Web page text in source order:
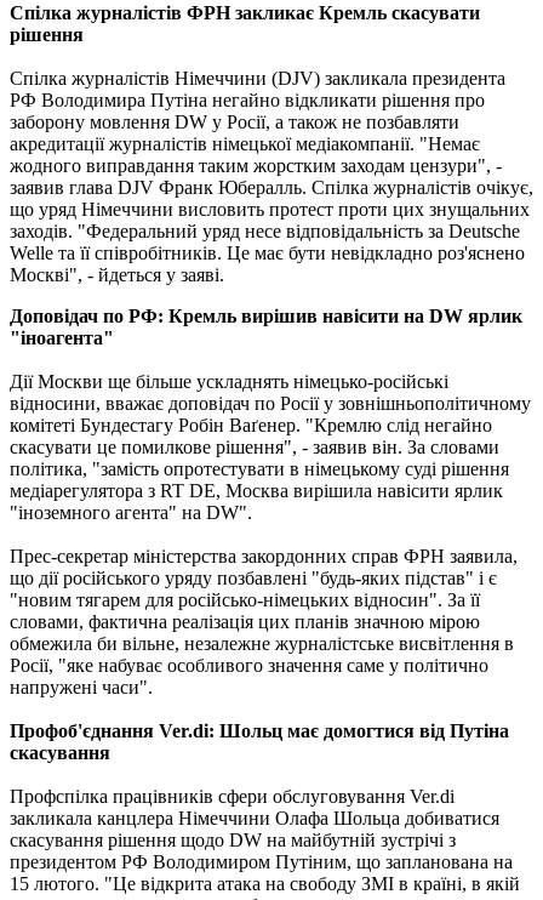
Спілка журналістів ФРН закликає Кремль скасувати
рішення
Спілка журналістів Німеччини (DJV) закликала президента
РФ Володимира Путіна негайно відкликати рішення про
заборону мовлення DW у Росії, а також не позбавляти
акредитації журналістів німецької медіакомпанії. "Немає
жодного виправдання таким жорстким заходам цензури", -
заявив глава DJV Франк Юбералль. Спілка журналістів очікує,
що уряд Німеччини висловить протест проти цих знущальних
заходів. "Федеральний уряд несе відповідальність за Deutsche
Welle та її співробітників. Це має бути невідкладно роз'яснено
Москві", - йдеться у заяві.
Доповідач по РФ: Кремль вирішив навісити на DW ярлик
"іноагента"
Дії Москви ще більше ускладнять німецько-російські
відносини, вважає доповідач по Росії у зовнішньополітичному
комітеті Бундестагу Робін Ваґенер. "Кремлю слід негайно
скасувати це помилкове рішення", - заявив він. За словами
політика, "замість опротестувати в німецькому суді рішення
медіарегулятора з RT DE, Москва вирішила навісити ярлик
"іноземного агента" на DW".
Прес-секретар міністерства закордонних справ ФРН заявила,
що дії російського уряду позбавлені "будь-яких підстав" і є
"новим тягарем для російсько-німецьких відносин". За її
словами, фактична реалізація цих планів значною мірою
обмежила би вільне, незалежне журналістське висвітлення в
Росії, "яке набуває особливого значення саме у політично
напружені часи".
Профоб'єднання Ver.di: Шольц має домогтися від Путіна
скасування
Профспілка працівників сфери обслуговування Ver.di
закликала канцлера Німеччини Олафа Шольца добиватися
скасування рішення щодо DW на майбутній зустрічі з
президентом РФ Володимиром Путіним, що запланована на
15 лютого. "Це відкрита атака на свободу ЗМІ в країні, в якій